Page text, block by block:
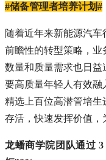
#储备管理者培养计划#
随着近年来新能源汽
前瞻性的转型策略，
数量和质量需求也日
要高质量年轻人有效
精选上百位高潜管培
存活，快速发挥价值，
龙蟠商学院团队通过